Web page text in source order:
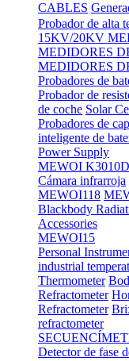
CABLES
Probador de alta
15KV/20KV
MEDIDORES
MEDIDORES
Probadores de
Probador de
de coche Solar
Probadores de
inteligente de
Power Supply
MEWOI K3010D
Cámara infrarroja
MEWOI118
Blackbody
Accessories
MEWOI15
Personal
industrial
Thermometer
Refractometer
Refractometer
refractometer
Detector de fase